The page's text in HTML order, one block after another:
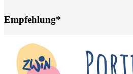
Empfehlung*